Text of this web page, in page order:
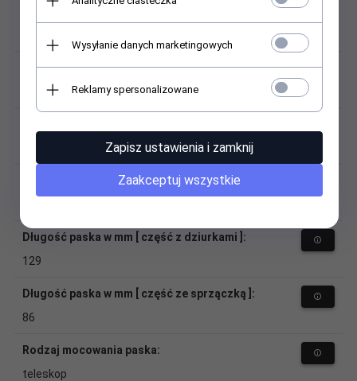
Materiał (sprzączka):
Kolor sprzączki:
czarny
Szerokość przy sprzączce:
Długość paska w mm [ część z dziurkami ]:
129
Długość paska w mm [ część ze sprzączką ]:
86
Rodzaj mocowania paska:
teleskop
Wysyłanie danych marketingowych
Reklamy spersonalizowane
Zapisz ustawienia i zamknij
Zaakceptuj wszystkie